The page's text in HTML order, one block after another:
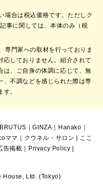
場合は税込価格です。ただしク
事に関しては、本体のみ（税
専門家への取材を行っておりま
応しておりません。紹介されて
は、ご自身の体調に応じて、無
、不調などを感じられた際は専
。
｜GINZA ｜ Hanako ｜
ママ ｜ クウネル・サロン | ここ
告掲載 ｜ Privacy Policy |
Ltd. (Tokyo)